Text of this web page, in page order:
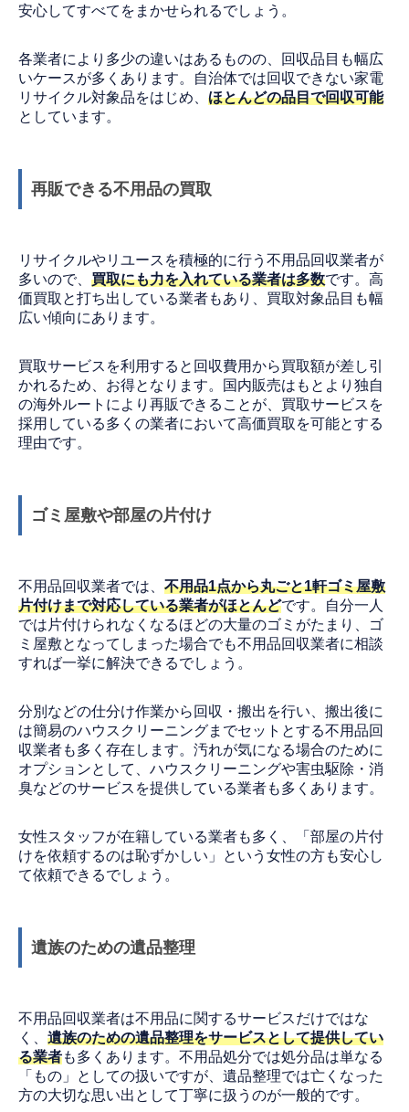
安心してすべてをまかせられるでしょう。
各業者により多少の違いはあるものの、回収品目も幅広
いケースが多くあります。自治体では回収できない家電
リサイクル対象品をはじめ、 ほとんどの品目で回収可能
としています。
再販できる不用品の買取
リサイクルやリユースを積極的に行う不用品回収業者が
多いので、 買取にも力を入れている業者は多数です。高
価買取と打ち出している業者もあり、買取対象品目も幅
広い傾向にあります。
買取サービスを利用すると回収費用から買取額が差し引
かれるため、お得となります。国内販売はもとより独自
の海外ルートにより再販できることが、買取サービスを
採用している多くの業者において高価買取を可能とする
理由です。
ゴミ屋敷や部屋の片付け
不用品回収業者では、 不用品1点から丸ごと1軒ゴミ屋敷
片付けまで対応している業者がほとんどです。自分一人
では片付けられなくなるほどの大量のゴミがたまり、ゴ
ミ屋敷となってしまった場合でも不用品回収業者に相談
すれば一挙に解決できるでしょう。
分別などの仕分け作業から回収・搬出を行い、搬出後に
は簡易のハウスクリーニングまでセットとする不用品回
収業者も多く存在します。汚れが気になる場合のために
オプションとして、ハウスクリーニングや害虫駆除・消
臭などのサービスを提供している業者も多くあります。
女性スタッフが在籍している業者も多く、「部屋の片付
けを依頼するのは恥ずかしい」という女性の方も安心し
て依頼できるでしょう。
遺族のための遺品整理
不用品回収業者は不用品に関するサービスだけではな
く、 遺族のための遺品整理をサービスとして提供してい
る業者も多くあります。不用品処分では処分品は単なる
「もの」としての扱いですが、遺品整理では亡くなった
方の大切な思い出として丁寧に扱うのが一般的です。